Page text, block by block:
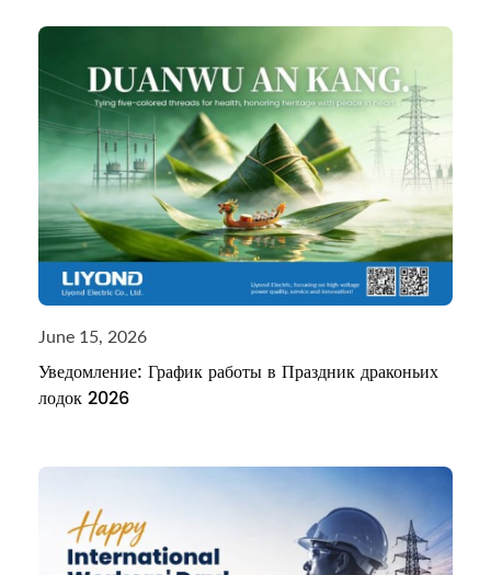
June 15, 2026
Уведомление: График работы в Праздник драконьих
лодок 2026